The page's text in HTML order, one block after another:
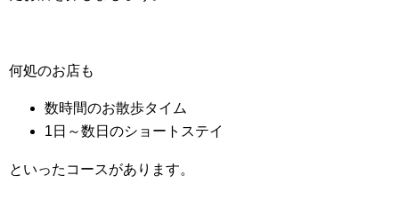
何処のお店も
数時間のお散歩タイム
1日～数日のショートステイ
といったコースがあります。